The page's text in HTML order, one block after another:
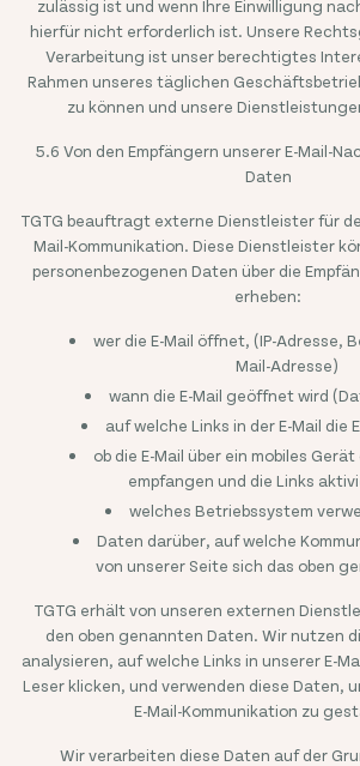
zulässig ist und wenn Ihre Einwilligung
hierfür nicht erforderlich ist. Unsere
Verarbeitung ist unser berechtigtes
Rahmen unseres täglichen
zu können und unsere
5.6 Von den Empfängern unserer E-Mail-
Daten
TGTG beauftragt externe Dienstleister für
Mail-Kommunikation. Diese Dienstleister
personenbezogenen Daten über die
erheben:
wer die E-Mail öffnet, (IP-Adresse,
Mail-Adresse)
wann die E-Mail geöffnet wird
auf welche Links in der E-Mail die
ob die E-Mail über ein mobiles
empfangen und die Links
welches Betriebssystem
Daten darüber, auf welche
von unserer Seite sich das oben
TGTG erhält von unseren externen
den oben genannten Daten. Wir nutzen
analysieren, auf welche Links in unserer E-
Leser klicken, und verwenden diese Daten,
E-Mail-Kommunikation zu
Wir verarbeiten diese Daten auf der